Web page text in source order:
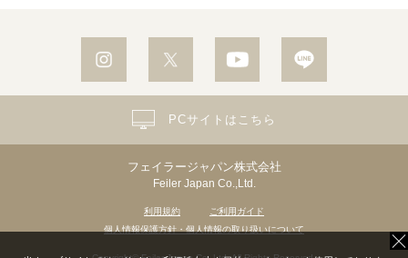
フェイラージャパン株式会社
Feiler Japan Co.,Ltd.
利用規約
ご利用ガイド
個人情報保護方針・個人情報の取り扱いについて
PCサイトはこちら